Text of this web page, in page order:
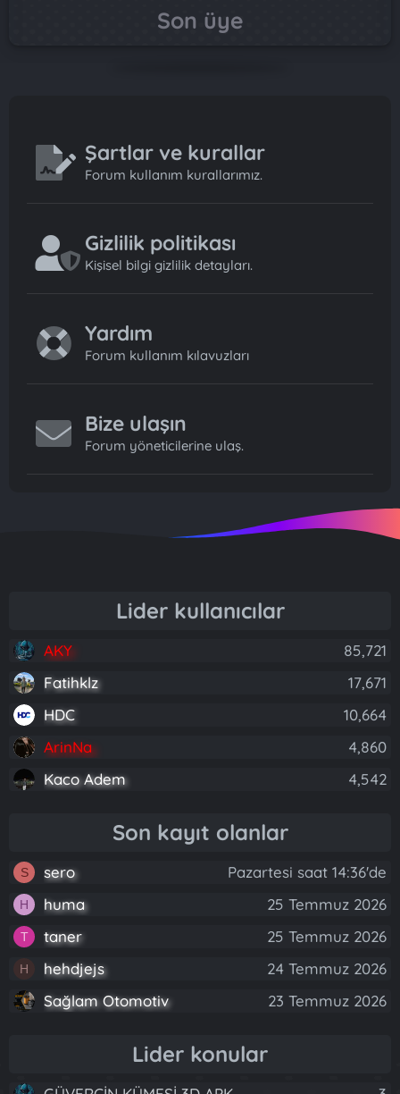
Son üye
Şartlar ve kurallar
Forum kullanım kurallarımız.
Gizlilik politikası
Kişisel bilgi gizlilik detayları.
Yardım
Forum kullanım kılavuzları
Bize ulaşın
Forum yöneticilerine ulaş.
Lider kullanıcılar
AKY
85,721
Fatihklz
17,671
HDC
10,664
ArinNa
4,860
Kaco Adem
4,542
Son kayıt olanlar
S sero Pazartesi saat 14:36'de
H huma 25 Temmuz 2026
T taner 25 Temmuz 2026
H hehdjejs
24 Temmuz 2026
Sağlam Otomotiv
23 Temmuz 2026
Lider konular